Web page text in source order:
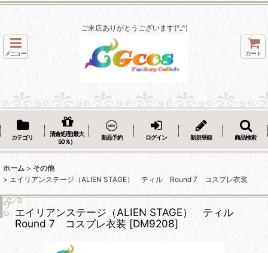
ご来店ありがとうございます(^_^)
メニュー カート
カテゴリ
清倉処理(最大
50％）
新品予約 ログイン 新規登録 商品検索
ホーム > その他
> エイリアンステージ（ALIEN STAGE） ティル Round 7 コスプレ衣装
エイリアンステージ（ALIEN STAGE） ティル
Round 7 コスプレ衣装 [DM9208]